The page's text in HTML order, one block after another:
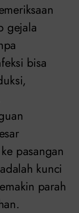
gejala
bisa
pasangan
kunci
parah